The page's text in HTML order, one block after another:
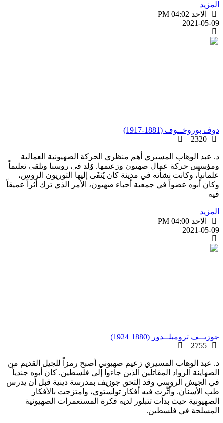
الاحد PM 04:02
2021-05-
بوروخــوف (1881-1917)
2320 |
عبد الوهاب المسيري أهم منظري الحركة الصهيونية العمالية
حركة عمال صهيون وزعيمها. وُلد في روسيا وتلقى تعليماً
وكانت نشأته في مدينة كان يُنفَى إليها الثوريون الروس،
أبوه عضواً في جمعية أحباء صهيون، الأمر الذي ترك أثراً عميقاً
الاحد PM 04:00
2021-05-
ترومبلــدور (1880-1924)
2755 |
عبد الوهاب المسيري زعيم صهيوني أصبح رمزاً للجيل القديم من
الرواد المقاتلين الذين جاءوا إلى فلسطين. كان أبوه جندياً
الجيش الروسي وقد التحق جوزيف بمدرسة دينية قبل أن يدرس
الأسنان. وأثَّرت فيه أفكار تولستوي، وامتزجت بالأفكار
حيث بدأت تتبلور لديه فكرة المستعمرات الصهيونية
في فلسطين.